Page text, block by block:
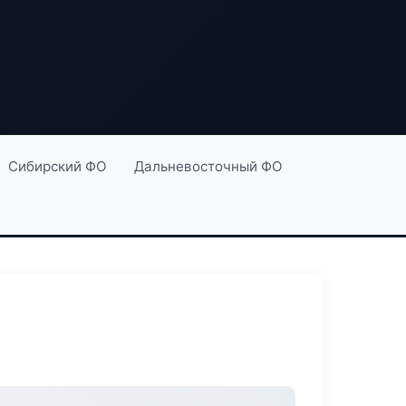
Сибирский ФО Дальневосточный ФО